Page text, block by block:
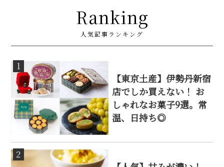
Ranking
人気記事ランキング
1
【東京土産】伊勢丹新宿
店でしか買えない！ お
しゃれなお菓子9選。常
温、日持ち◎
2